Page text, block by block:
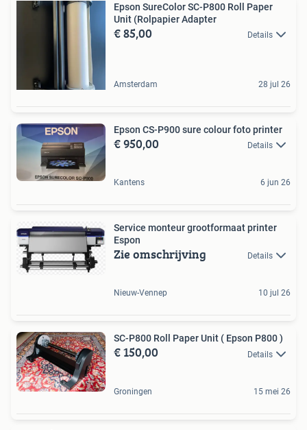
Epson SureColor SC-P800 Roll Paper
Unit (Rolpapier Adapter
€ 85,00 Details
Amsterdam 28 jul 26
Epson CS-P900 sure colour foto printer
€ 950,00 Details
Kantens 6 jun 26
Service monteur grootformaat printer
Espon
Zie omschrijving Details
Nieuw-Vennep 10 jul 26
SC-P800 Roll Paper Unit ( Epson P800 )
€ 150,00 Details
Groningen 15 mei 26